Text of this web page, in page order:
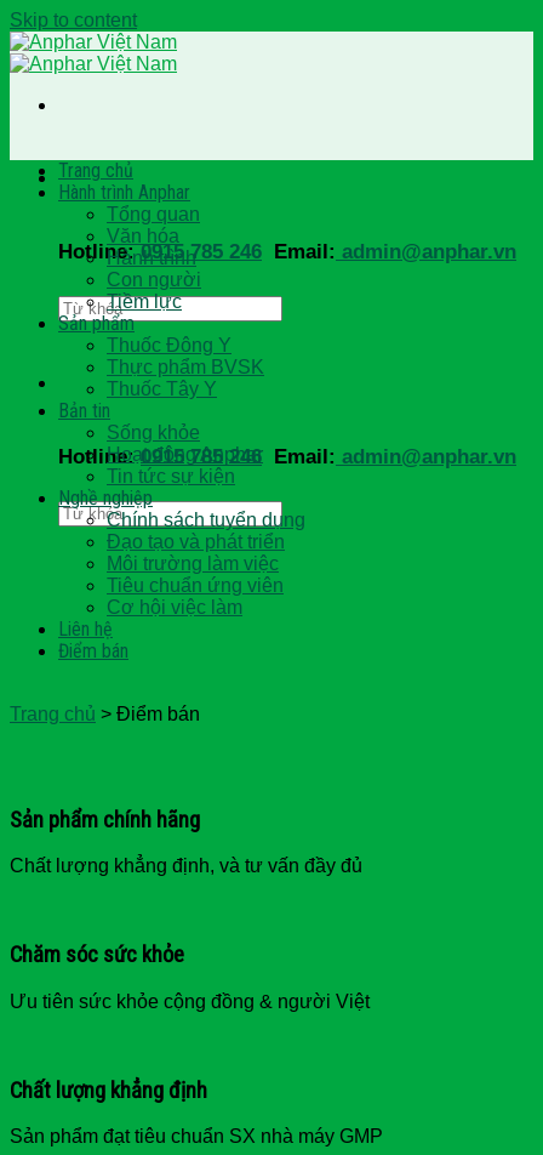
Skip to content
Hotline:0915 785 246 Email: admin@anphar.vn
Hotline:0915 785 246Email: admin@anphar.vn
Trang chủ
Hành trình Anphar
Tổng quan
Văn hóa
Hành trình
Con người
Tiềm lực
Sản phẩm
Thuốc Đông Y
Thực phẩm BVSK
Thuốc Tây Y
Bản tin
Sống khỏe
Hoạt động Anphar
Tin tức sự kiện
Nghề nghiệp
Chính sách tuyển dụng
Đạo tạo và phát triển
Môi trường làm việc
Tiêu chuẩn ứng viên
Cơ hội việc làm
Liên hệ
Điểm bán
Trang chủ > Điểm bán
Sản phẩm chính hãng
Chất lượng khẳng định, và tư vấn đầy đủ
Chăm sóc sức khỏe
Ưu tiên sức khỏe cộng đồng & người Việt
Chất lượng khẳng định
Sản phẩm đạt tiêu chuẩn SX nhà máy GMP